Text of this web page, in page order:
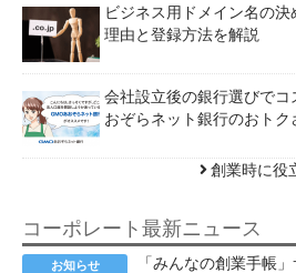
ビジネス用ドメイン名の
理由と登録方法を解説
会社設立後の銀行選びで
おぞらネット銀行のおトク
創業時に役
コーポレート最新ニュース
「みんなの創業手帳